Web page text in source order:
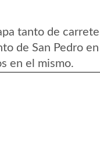
tanto de
de San Pedro
en el mismo.